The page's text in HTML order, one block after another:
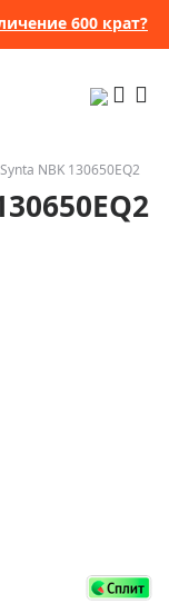
600 крат?
NBK 130650EQ2